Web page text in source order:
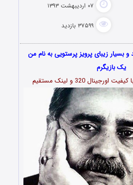
۰۷ اردیبهشت ۱۳۹۳
۳۷۵۹۹ بازدید
و بسیار زیبای پرویز پرستویی به نام من
یک بازیگرم
320 و لینک مستقیم